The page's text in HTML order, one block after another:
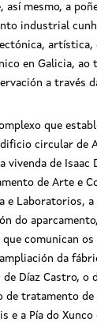
así mesmo, a
industrial
artística,
en Galicia, ao
a través
que
circular de
vivenda de Isaac
de Arte e
e Laboratorios,
do
que comunican
da
Díaz Castro, o
de tratamento de
e a Pía do Xunco